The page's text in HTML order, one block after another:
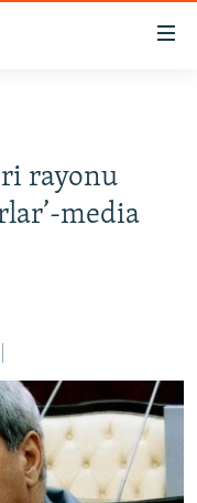
rayonu
media